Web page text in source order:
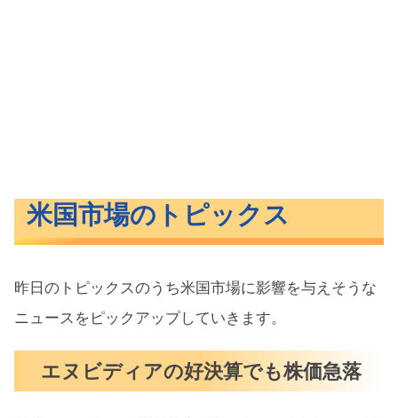
米国市場のトピックス
昨日のトピックスのうち米国市場に影響を与えそうな
ニュースをピックアップしていきます。
エヌビディアの好決算でも株価急落